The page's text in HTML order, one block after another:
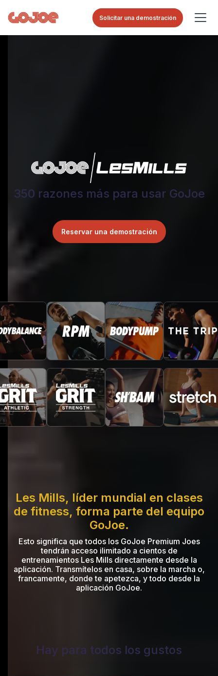
Solicitar una demostración
350 razones más para usar GoJoe
Reservar una demostración
Les Mills, líder mundial en clases
de fitness, forma parte del equipo
GoJoe.
Esto significa que todos los GoJoe Premium Joes
tendrán acceso ilimitado a cientos de
entrenamientos Les Mills directamente desde la
aplicación. Transmítelos en casa, sobre la marcha o,
francamente, donde te apetezca, y todo desde la
aplicación GoJoe.
Hay para todos los gustos